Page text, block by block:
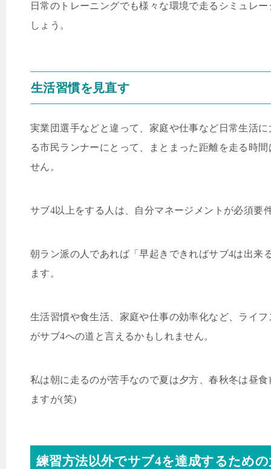
日常のトレーニングでも様々な環境で走るシミュレ
しょう。
生活習慣を見直す
実業団選手などと違って、家庭や仕事など日常生活
る市民ランナーにとって、まとまった距離を走る時
せん。
サブ4以上をする人は、自分マネージメントが必須要
朝ラン派の人であれば「早起きできればサブ4は出来
ます。
生活習慣や食生活、家庭や仕事の効率化など、ライ
がサブ4への道と言えるかもしれません。
私は朝に走るのが苦手なので夏は夕方、春秋冬は昼
ますが(笑)
練習方法以外でサブ4を達成するため